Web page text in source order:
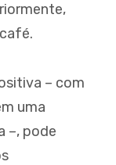
– com
uma
–, pode